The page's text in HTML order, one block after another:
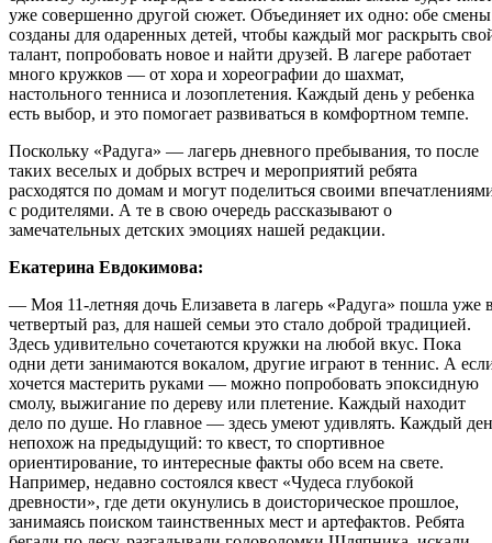
уже совершенно другой сюжет. Объединяет их одно: обе смены
созданы для одаренных детей, чтобы каждый мог раскрыть
талант, попробовать новое и найти друзей. В лагере работает
много кружков — от хора и хореографии до шахмат,
настольного тенниса и лозоплетения. Каждый день у ребенка
есть выбор, и это помогает развиваться в комфортном темпе.
Поскольку «Радуга» — лагерь дневного пребывания, то после
таких веселых и добрых встреч и мероприятий ребята
расходятся по домам и могут поделиться своими
с родителями. А те в свою очередь рассказывают о
замечательных детских эмоциях нашей редакции.
Екатерина Евдокимова:
— Моя 11-летняя дочь Елизавета в лагерь «Радуга» пошла уже
четвертый раз, для нашей семьи это стало доброй традицией.
Здесь удивительно сочетаются кружки на любой вкус. Пока
одни дети занимаются вокалом, другие играют в теннис. А
хочется мастерить руками — можно попробовать эпоксидную
смолу, выжигание по дереву или плетение. Каждый находит
дело по душе. Но главное — здесь умеют удивлять. Каждый
непохож на предыдущий: то квест, то спортивное
ориентирование, то интересные факты обо всем на свете.
Например, недавно состоялся квест «Чудеса глубокой
древности», где дети окунулись в доисторическое прошлое,
занимаясь поиском таинственных мест и артефактов. Ребята